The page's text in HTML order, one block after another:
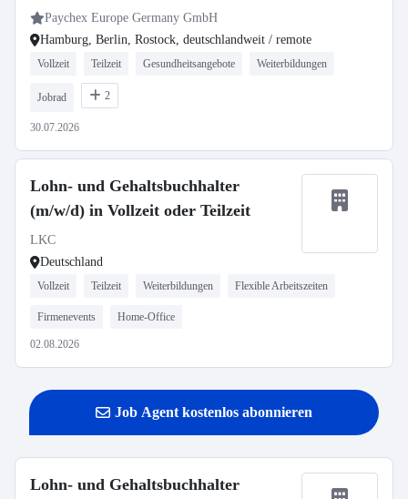
Paychex Europe Germany GmbH
Hamburg, Berlin, Rostock, deutschlandweit / remote
Vollzeit Teilzeit Gesundheitsangebote Weiterbildungen
Jobrad 2
30.07.2026
Lohn- und Gehaltsbuchhalter
(m/w/d) in Vollzeit oder Teilzeit
LKC
Deutschland
Vollzeit Teilzeit Weiterbildungen Flexible Arbeitszeiten
Firmenevents Home-Office
02.08.2026
Job Agent kostenlos abonnieren
Lohn- und Gehaltsbuchhalter